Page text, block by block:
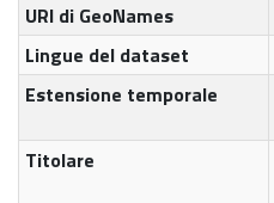
URI di GeoNames
Lingue del dataset
Estensione temporale
Titolare